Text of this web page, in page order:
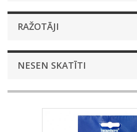
RAŽOTĀJI
NESEN SKATĪTI